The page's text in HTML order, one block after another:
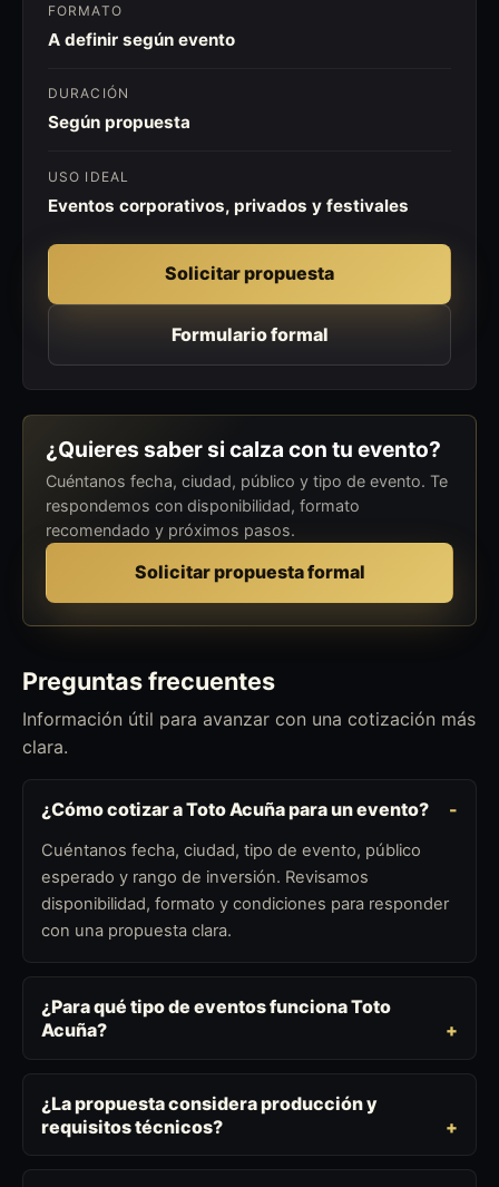
FORMATO
A definir según evento
DURACIÓN
Según propuesta
USO IDEAL
Eventos corporativos, privados y festivales
Solicitar propuesta
Formulario formal
¿Quieres saber si calza con tu evento?
Cuéntanos fecha, ciudad, público y tipo de evento. Te
respondemos con disponibilidad, formato
recomendado y próximos pasos.
Solicitar propuesta formal
Preguntas frecuentes
Información útil para avanzar con una cotización más
clara.
¿Cómo cotizar a Toto Acuña para un evento?
Cuéntanos fecha, ciudad, tipo de evento, público
esperado y rango de inversión. Revisamos
disponibilidad, formato y condiciones para responder
con una propuesta clara.
¿Para qué tipo de eventos funciona Toto
Acuña?
¿La propuesta considera producción y
requisitos técnicos?